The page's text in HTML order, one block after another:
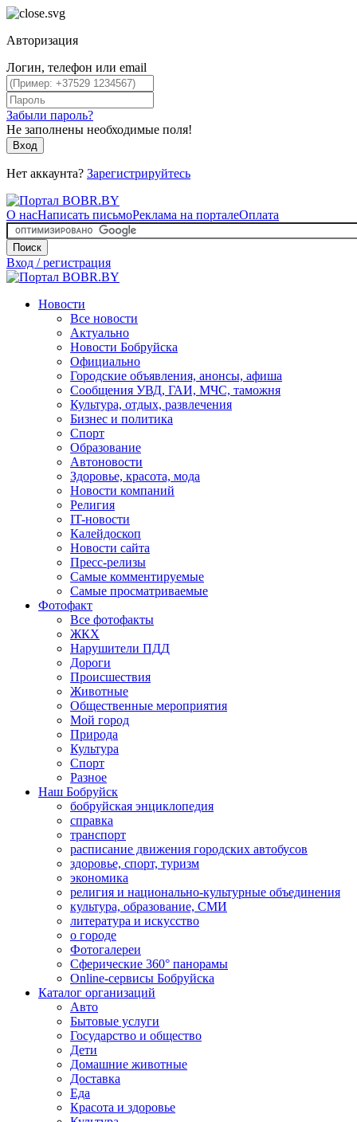
Авторизация
Логин, телефон или email
Забыли пароль?
Не заполнены необходимые поля!
Вход
Нет аккаунта? Зарегистрируйтесь
О насНаписать письмоРеклама на порталеОплата
Поиск
Вход / регистрация
Новости
Все новости
Актуально
Новости Бобруйска
Официально
Городские объявления, анонсы, афиша
Сообщения УВД, ГАИ, МЧС, таможня
Культура, отдых, развлечения
Бизнес и политика
Спорт
Образование
Автоновости
Здоровье, красота, мода
Новости компаний
Религия
IT-новости
Калейдоскоп
Новости сайта
Пресс-релизы
Самые комментируемые
Самые просматриваемые
Фотофакт
Все фотофакты
ЖКХ
Нарушители ПДД
Дороги
Происшествия
Животные
Общественные мероприятия
Мой город
Природа
Культура
Спорт
Разное
Наш Бобруйск
бобруйская энциклопедия
справка
транспорт
расписание движения городских автобусов
здоровье, спорт, туризм
экономика
религия и национально-культурные объединения
культура, образование, СМИ
литература и искусство
о городе
Фотогалереи
Сферические 360° панорамы
Online-сервисы Бобруйска
Каталог организаций
Авто
Бытовые услуги
Государство и общество
Дети
Домашние животные
Доставка
Еда
Красота и здоровье